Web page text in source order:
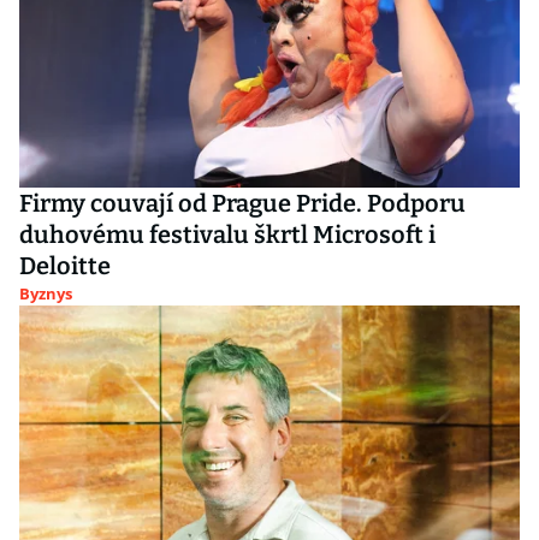
Firmy couvají od Prague Pride. Podporu
duhovému festivalu škrtl Microsoft i
Deloitte
Byznys